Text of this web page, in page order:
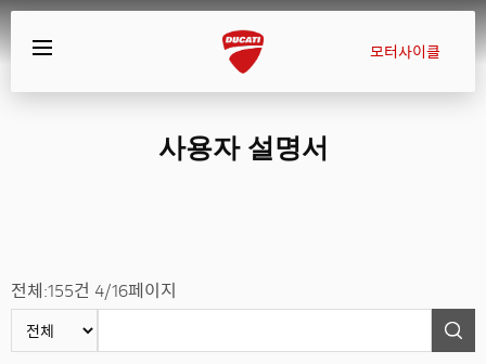
모터사이클
사용자 설명서
전체:155건 4/16페이지